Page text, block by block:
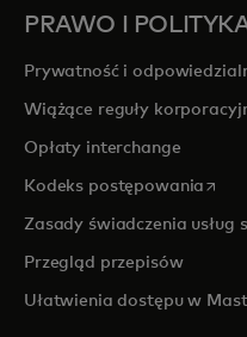
PRAWO I
Prywatność i
Wiążące reguły
Opłaty interchange
Kodeks postępowania
Zasady świadczenia usług
Przegląd przepisów
Ułatwienia dostępu w